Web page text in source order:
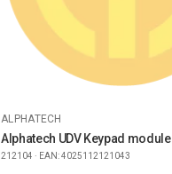
ALPHATECH
Alphatech UDV Keypad module
212104 · EAN: 4025112121043